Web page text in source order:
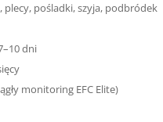
plecy, pośladki, szyja, podbródek
dni
monitoring EFC Elite)